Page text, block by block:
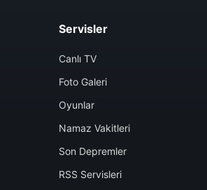
Servisler
Canlı TV
Foto Galeri
Oyunlar
Namaz Vakitleri
Son Depremler
RSS Servisleri